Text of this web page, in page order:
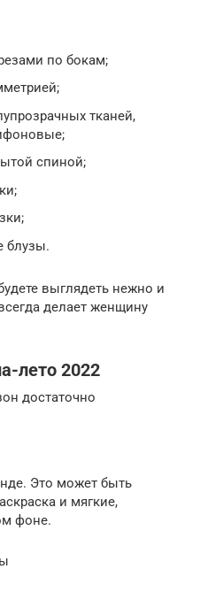
по бокам;
тканей,
спиной;
блузы.
выглядеть нежно и
делает женщину
лето 2022
достаточно
Это может быть
и мягкие,
фоне.